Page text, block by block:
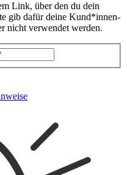
Link, über den du dein
gib dafür deine Kund*innen-
nicht verwendet werden.